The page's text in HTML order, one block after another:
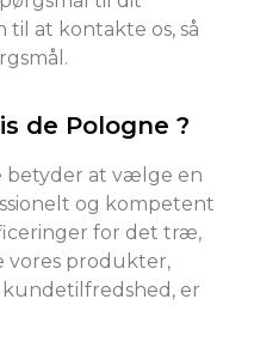
at kontakte os, så
de Pologne ?
betyder at vælge en
og kompetent
for det træ,
vores produkter,
er